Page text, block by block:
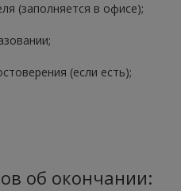
(заполняется в офисе);
(если есть);
об окончании: